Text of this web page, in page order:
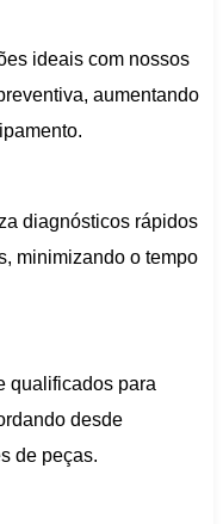
ideais com nossos
aumentando
diagnósticos rápidos
minimizando o tempo
qualificados para
desde
de peças.